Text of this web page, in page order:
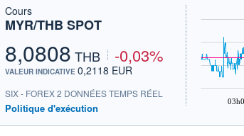
Cours
MYR/THB SPOT
8,0808 THB -0,03%
VALEUR INDICATIVE 0,2118 EUR
SIX - FOREX 2 DONNÉES TEMPS RÉEL
Politique d'exécution